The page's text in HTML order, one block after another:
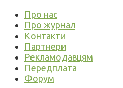
Про нас
Про журнал
Контакти
Партнери
Рекламодавцям
Передплата
Форум